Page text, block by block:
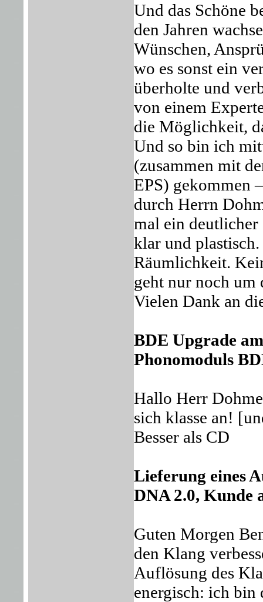
Und das Schöne
den Jahren
Wünschen,
wo es sonst ein
überholte und
von einem
die Möglichkeit,
Und so bin ich
(zusammen mit
EPS) gekommen
durch Herrn
mal ein
klar und
Räumlichkeit.
geht nur noch
Vielen Dank an
BDE Upgrade
Phonomoduls
Hallo Herr
sich klasse an!
Besser als CD
Lieferung eines
DNA 2.0, Kunde
Guten Morgen
den Klang
Auflösung des
energisch: ich bin